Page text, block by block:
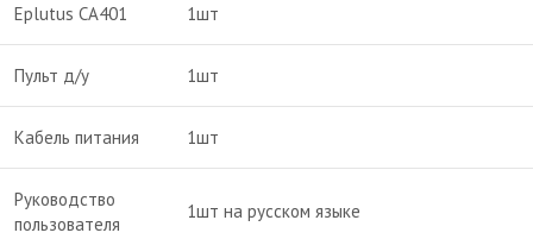
Eplutus CA401 1шт
Пульт д/у 1шт
Кабель питания 1шт
Руководство
пользователя
1шт на русском языке